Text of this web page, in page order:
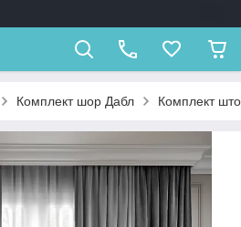
Комплект шор Дабл Комплект